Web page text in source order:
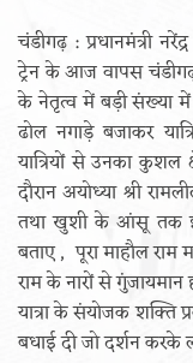
चंडीगढ़ : प्रधानमंत्री
ट्रेन के आज वापस चंडीगढ़
के नेतृत्व में बड़ी संख्या
ढोल नगाड़े बजाकर
यात्रियों से उनका कुशल
दौरान अयोध्या श्री
तथा खुशी के आंसू तक
बताए , पूरा माहौल राम
राम के नारों से
यात्रा के संयोजक शक्ति
बधाई दी जो दर्शन करके